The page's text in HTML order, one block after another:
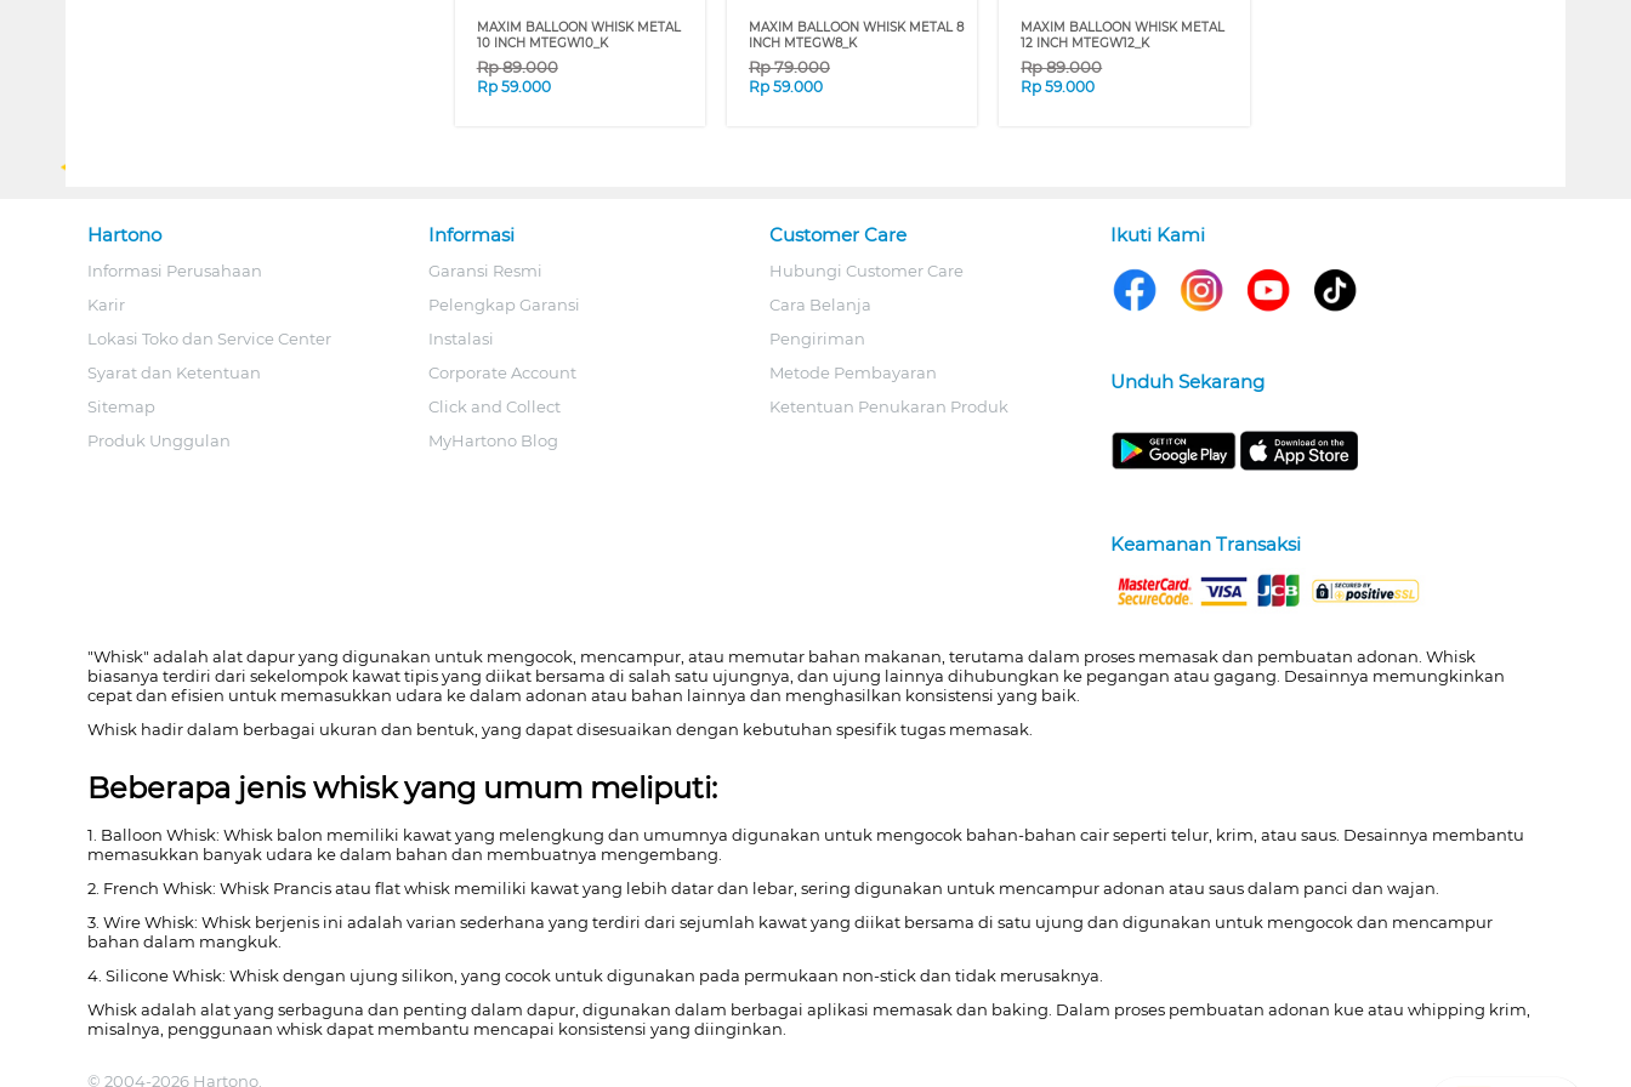
MAXIM BALLOON WHISK METAL
10 INCH MTEGW10_K
Rp89.000
Rp 59.000
MAXIM BALLOON WHISK METAL 8
INCH MTEGW8_K
Rp79.000
Rp 59.000
MAXIM BALLOON WHISK METAL
12 INCH MTEGW12_K
Rp89.000
Rp59.000
Hartono
Informasi Perusahaan
Karir
Lokasi Toko dan Service Center
Syarat dan Ketentuan
Sitemap
Produk Unggulan
Informasi
Garansi Resmi
Pelengkap Garansi
Instalasi
Corporate Account
Click and Collect
MyHartono Blog
Customer Care
Hubungi Customer Care
Cara Belanja
Pengiriman
Metode Pembayaran
Ketentuan Penukaran Produk
Ikuti Kami
Unduh Sekarang
Keamanan Transaksi
"Whisk" adalah alat dapur yang digunakan untuk mengocok, mencampur, atau memutar bahan makanan, terutama dalam proses memasak dan pembuatan adonan. Whisk
biasanya terdiri dari sekelompok kawat tipis yang diikat bersama di salah satu ujungnya, dan ujung lainnya dihubungkan ke pegangan atau gagang. Desainnya memungkinkan
cepat dan efisien untuk memasukkan udara ke dalam adonan atau bahan lainnya dan menghasilkan konsistensi yang baik.
Whisk hadir dalam berbagai ukuran dan bentuk, yang dapat disesuaikan dengan kebutuhan spesifik tugas memasak.
Beberapa jenis whisk yang umum meliputi:
1. Balloon Whisk: Whisk balon memiliki kawat yang melengkung dan umumnya digunakan untuk mengocok bahan-bahan cair seperti telur, krim, atau saus. Desainnya membantu
memasukkan banyak udara ke dalam bahan dan membuatnya mengembang.
2. French Whisk: Whisk Prancis atau flat whisk memiliki kawat yang lebih datar dan lebar, sering digunakan untuk mencampur adonan atau saus dalam panci dan wajan.
3. Wire Whisk: Whisk berjenis ini adalah varian sederhana yang terdiri dari sejumlah kawat yang diikat bersama di satu ujung dan digunakan untuk mengocok dan mencampur
bahan dalam mangkuk.
4. Silicone Whisk: Whisk dengan ujung silikon, yang cocok untuk digunakan pada permukaan non-stick dan tidak merusaknya.
Whisk adalah alat yang serbaguna dan penting dalam dapur, digunakan dalam berbagai aplikasi memasak dan baking. Dalam proses pembuatan adonan kue atau whipping krim,
misalnya, penggunaan whisk dapat membantu mencapai konsistensi yang diinginkan.
© 2004-2026 Hartono.